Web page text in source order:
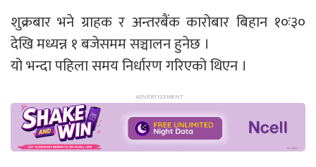
शुक्रबार भने ग्राहक र अन्तरबैंक कारोबार बिहान १०ः३०
देखि मध्यन्न १ बजेसमम सञ्चालन हुनेछ ।
यो भन्दा पहिला समय निर्धारण गरिएको थिएन ।